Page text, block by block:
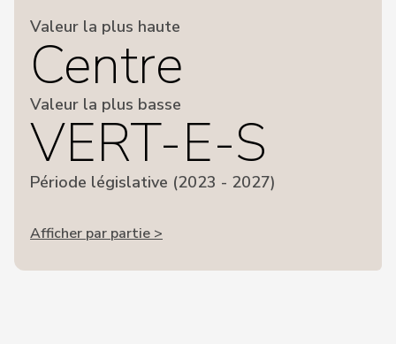
Valeur la plus haute
Centre
Valeur la plus basse
VERT-E-S
Période législative (2023 - 2027)
Afficher par partie >